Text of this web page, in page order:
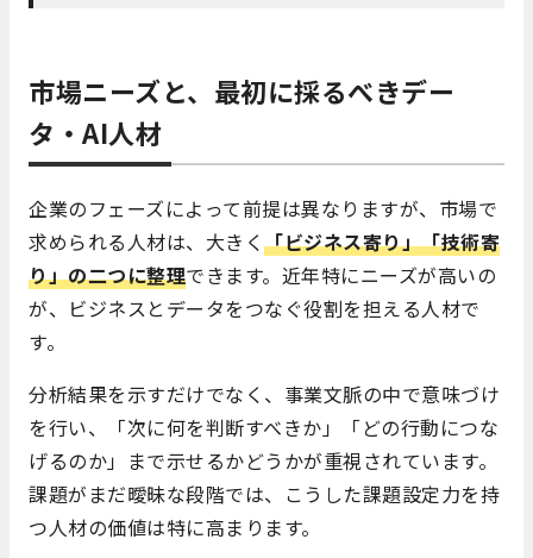
市場ニーズと、最初に採るべきデー
タ・AI人材
企業のフェーズによって前提は異なりますが、市場で
求められる人材は、大きく「ビジネス寄り」「技術寄
り」の二つに整理できます。近年特にニーズが高いの
が、ビジネスとデータをつなぐ役割を担える人材で
す。
分析結果を示すだけでなく、事業文脈の中で意味づけ
を行い、「次に何を判断すべきか」「どの行動につな
げるのか」まで示せるかどうかが重視されています。
課題がまだ曖昧な段階では、こうした課題設定力を持
つ人材の価値は特に高まります。